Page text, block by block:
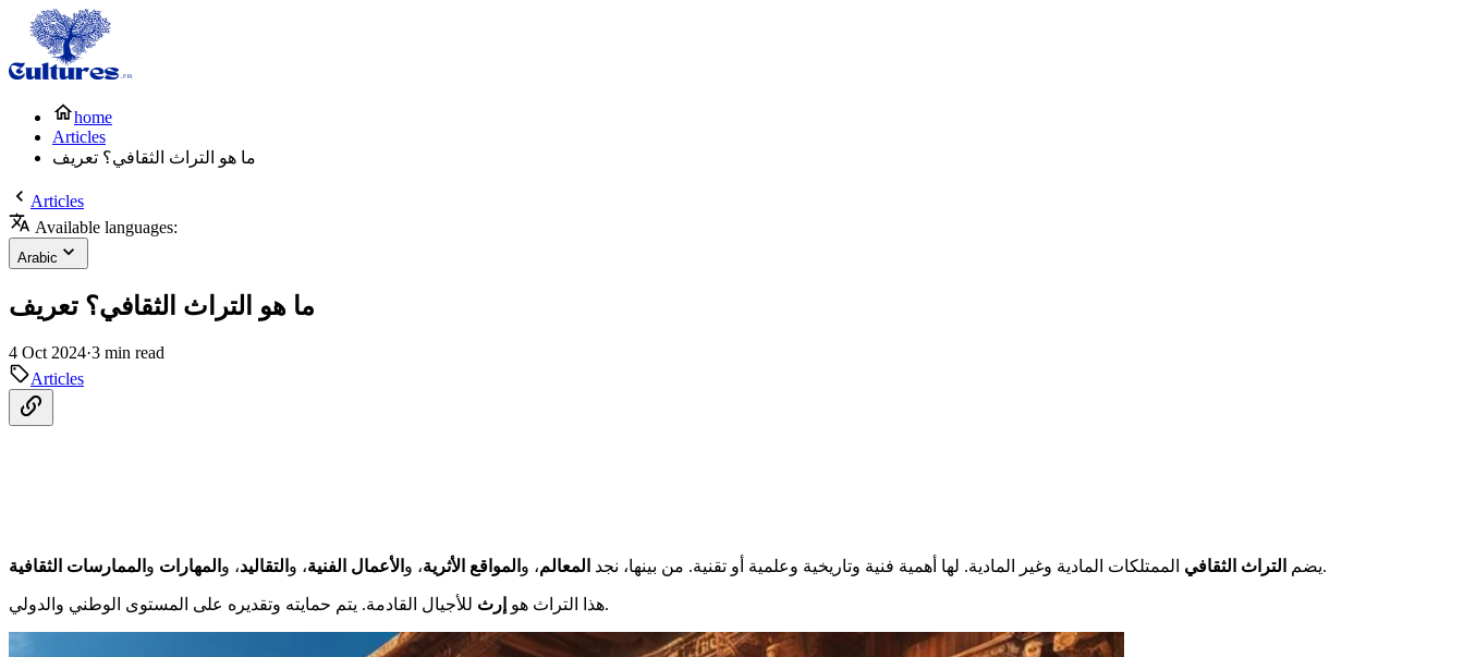
home
Articles
ما هو التراث الثقافي؟ تعريف
Articles
Available languages:
Arabic
ما هو التراث الثقافي؟ تعريف
4 Oct 2024·3 min read
Articles
يضم التراث الثقافي الممتلكات المادية وغير المادية. لها أهمية فنية وتاريخية وعلمية أو تقنية. من بينها، نجد المعالم، و المواقع الأثرية، و الأعمال الفنية، و التقاليد، و المهارات و الممارسات الثقافية .
هذا التراث هو إرث للأجيال القادمة. يتم حمايته وتقديره على المستوى الوطني والدولي.